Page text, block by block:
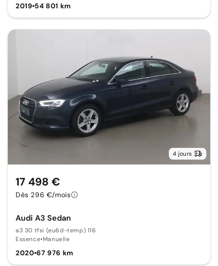
2019•54 801 km
4 jours
Audi A3 Sedan
a3 30 tfsi (eu6d-temp) 116
Essence•Manuelle
2020•67 976 km
17 498 €
Dès 296 €/mois